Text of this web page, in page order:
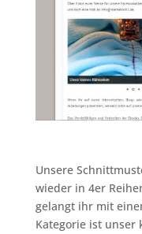
Unsere
wieder in 4er
gelangt ihr mit
Kategorie ist